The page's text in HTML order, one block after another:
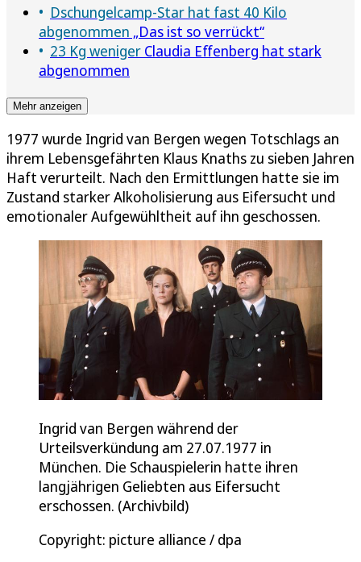
Dschungelcamp-Star hat fast 40 Kilo
abgenommen „Das ist so verrückt“
23 Kg weniger Claudia Effenberg hat stark
abgenommen
Mehr anzeigen
1977 wurde Ingrid van Bergen wegen Totschlags an
ihrem Lebensgefährten Klaus Knaths zu sieben Jahren
Haft verurteilt. Nach den Ermittlungen hatte sie im
Zustand starker Alkoholisierung aus Eifersucht und
emotionaler Aufgewühltheit auf ihn geschossen.
Ingrid van Bergen während der
Urteilsverkündung am 27.07.1977 in
München. Die Schauspielerin hatte ihren
langjährigen Geliebten aus Eifersucht
erschossen. (Archivbild)
Copyright: picture alliance / dpa